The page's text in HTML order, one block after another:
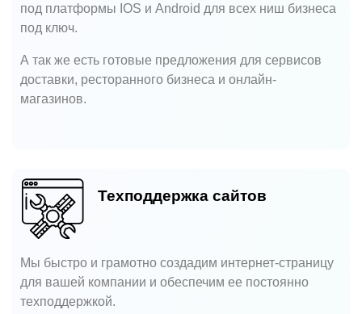
под платформы IOS и Android для всех ниш бизнеса
под ключ.
А так же есть готовые предложения для сервисов
доставки, ресторанного бизнеса и онлайн-
магазинов.
Техподдержка сайтов
Мы быстро и грамотно создадим интернет-страницу
для вашей компании и обеспечим ее постоянно
техподдержкой.